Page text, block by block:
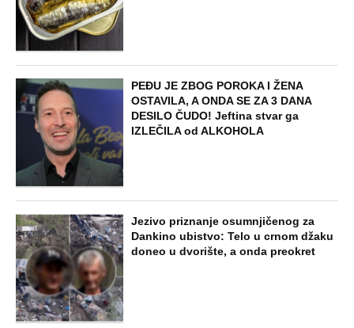
PEĐU JE ZBOG POROKA I ŽENA
OSTAVILA, A ONDA SE ZA 3 DANA
DESILO ČUDO! Jeftina stvar ga
IZLEČILA od ALKOHOLA
Jezivo priznanje osumnjičenog za
Dankino ubistvo: Telo u crnom džaku
doneo u dvorište, a onda preokret